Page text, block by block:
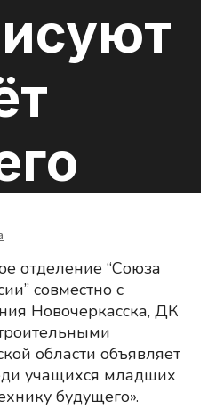
отделение “Союза
совместно с
Новочеркасска, ДК
области объявляет
учащихся младших
будущего».